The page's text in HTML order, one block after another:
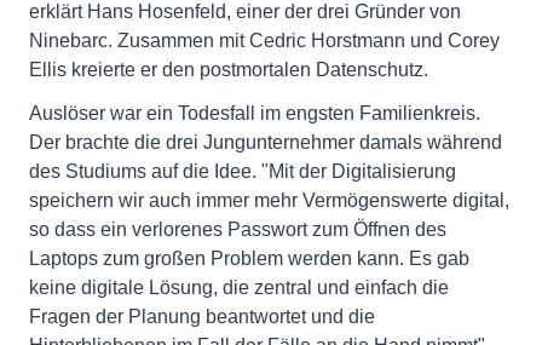
erklärt Hans Hosenfeld, einer der drei Gründer von
Ninebarc. Zusammen mit Cedric Horstmann und Corey
Ellis kreierte er den postmortalen Datenschutz.
Auslöser war ein Todesfall im engsten Familienkreis.
Der brachte die drei Jungunternehmer damals während
des Studiums auf die Idee. "Mit der Digitalisierung
speichern wir auch immer mehr Vermögenswerte digital,
so dass ein verlorenes Passwort zum Öffnen des
Laptops zum großen Problem werden kann. Es gab
keine digitale Lösung, die zentral und einfach die
Fragen der Planung beantwortet und die